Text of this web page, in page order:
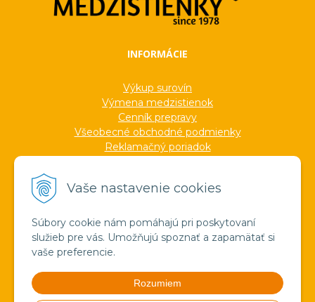
Vaše nastavenie cookies
Súbory cookie nám pomáhajú pri poskytovaní
služieb pre vás. Umožňujú spoznať a zapamätať si
vaše preferencie.
Rozumiem
INFORMÁCIE
Výkup surovín
Výmena medzistienok
Cenník prepravy
Všeobecné obchodné podmienky
Reklamačný poriadok
Formuláre
Ocenenia
Veľkoobchod
Verejné obstarávanie
Pravda o medzistienkach a vosku
Spoznajte náš región!